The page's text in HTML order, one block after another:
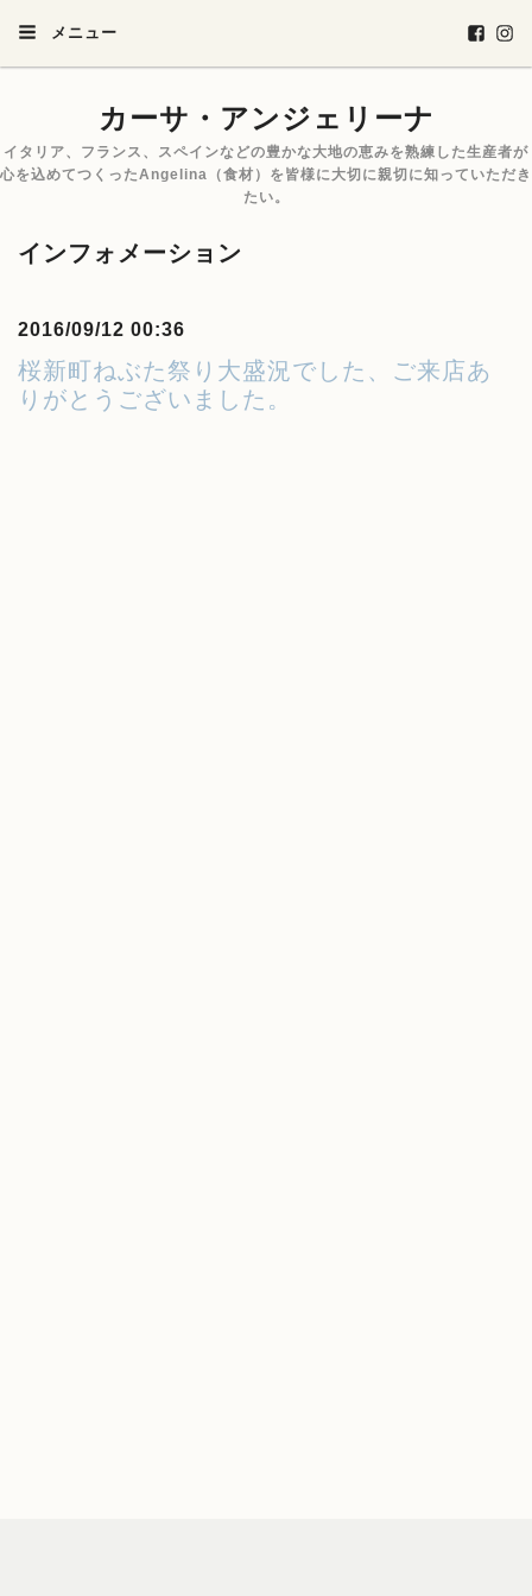
メニュー
カーサ・アンジェリーナ
イタリア、フランス、スペインなどの豊かな大地の恵みを熟練した生産者が
心を込めてつくったAngelina（食材）を皆様に大切に親切に知っていただき
たい。
インフォメーション
2016/09/12 00:36
桜新町ねぶた祭り大盛況でした、ご来店あ
りがとうございました。